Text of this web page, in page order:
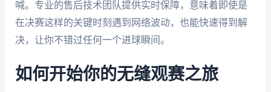
喊。专业的售后技术团队提供实时保障，意味着即使是
在决赛这样的关键时刻遇到网络波动，也能快速得到解
决，让你不错过任何一个进球瞬间。
如何开始你的无缝观赛之旅